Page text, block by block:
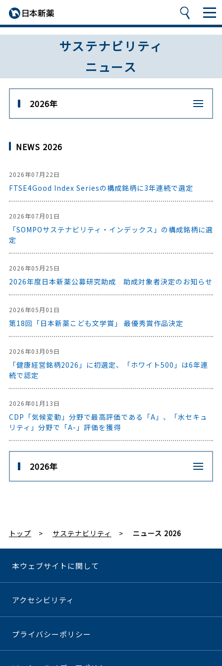
サステナビリティ
ニュース
2026年
NEWS 2026
2026年07月22日
FTSE4Good Index Seriesの構成銘柄に3年連続で選定
2026年07月01日
「SOMPOサステナビリティ・インデックス」の構成銘柄に選
定
2026年05月25日
2026年度日本新薬公募研究助成 助成対象者決定のお知らせ
2026年05月01日
第18回「日本新薬こども文学賞」 最優秀賞作品決定
2026年03月09日
「健康経営銘柄2026」に初選定、「ホワイト500」は6年連
続で認定
2026年01月13日
CDP「気候変動」分野で最高評価である「A」、「水セキュ
リティ」分野で「A-」評価を獲得
2026年
トップ サステナビリティ ニュース 2026
本ウェブサイトに関して
アクセシビリティ
プライバシーポリシー